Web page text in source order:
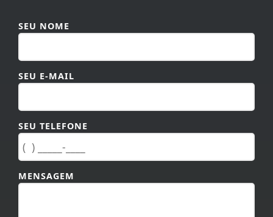
SEU NOME
SEU E-MAIL
SEU TELEFONE
MENSAGEM